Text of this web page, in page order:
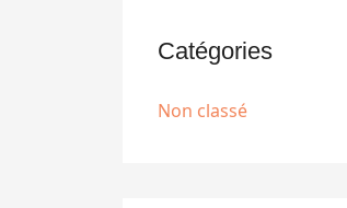
Catégories
Non classé